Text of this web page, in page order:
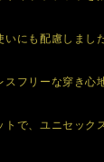
にも配慮しました
フリーな穿き心地
で、ユニセック